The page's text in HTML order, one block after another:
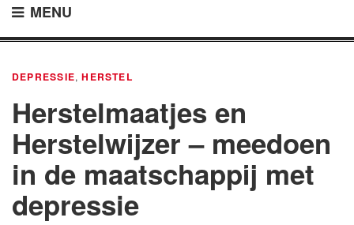
MENU
DEPRESSIE,HERSTEL
Herstelmaatjes en
Herstelwijzer – meedoen
in de maatschappij met
depressie